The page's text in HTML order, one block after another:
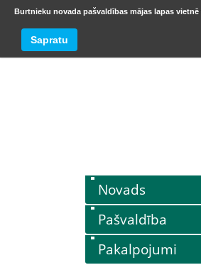
BURTNIEKU
Novads
Pašvaldība
Pakalpojumi
Burtnieku novada pašvaldības mājas lapas
Sapratu